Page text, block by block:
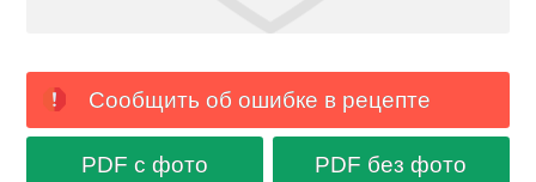
Сообщить об ошибке в рецепте
PDF с фото PDF без фото